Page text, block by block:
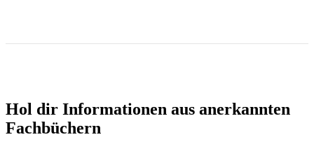
Hol dir Informationen aus anerkannten
Fachbüchern